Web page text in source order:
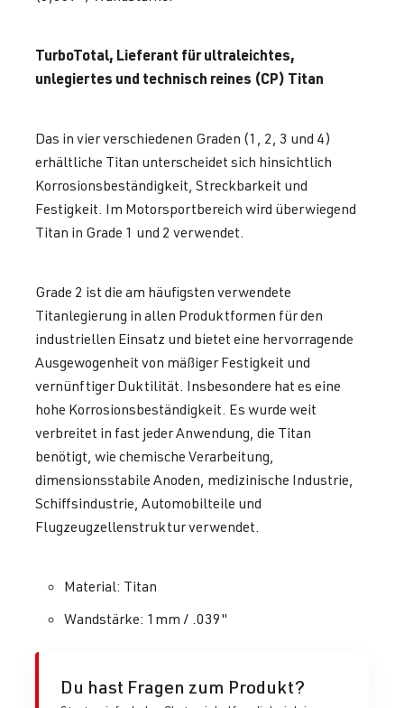
TurboTotal, Lieferant für ultraleichtes,
unlegiertes und technisch reines (CP) Titan
Das in vier verschiedenen Graden (1, 2, 3 und 4)
erhältliche Titan unterscheidet sich hinsichtlich
Korrosionsbeständigkeit, Streckbarkeit und
Festigkeit. Im Motorsportbereich wird überwiegend
Titan in Grade 1 und 2 verwendet.
Grade 2 ist die am häufigsten verwendete
Titanlegierung in allen Produktformen für den
industriellen Einsatz und bietet eine hervorragende
Ausgewogenheit von mäßiger Festigkeit und
vernünftiger Duktilität. Insbesondere hat es eine
hohe Korrosionsbeständigkeit. Es wurde weit
verbreitet in fast jeder Anwendung, die Titan
benötigt, wie chemische Verarbeitung,
dimensionsstabile Anoden, medizinische Industrie,
Schiffsindustrie, Automobilteile und
Flugzeugzellenstruktur verwendet.
Material: Titan
Wandstärke: 1mm / .039"
Du hast Fragen zum Produkt?